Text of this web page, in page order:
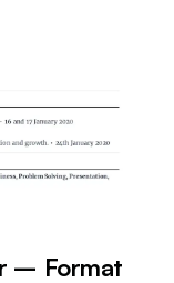
– Format